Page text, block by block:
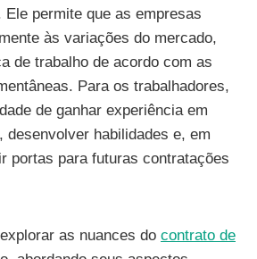
permite que as empresas
às variações do mercado,
de trabalho de acordo com as
Para os trabalhadores,
de ganhar experiência em
desenvolver habilidades e, em
portas para futuras contratações
as nuances do contrato de